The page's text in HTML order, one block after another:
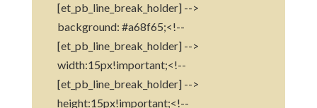
[et_pb_line_break_holder] -->
background: #a68f65;<!--
[et_pb_line_break_holder] -->
width:15px!important;<!--
[et_pb_line_break_holder] -->
height:15px!important;<!--